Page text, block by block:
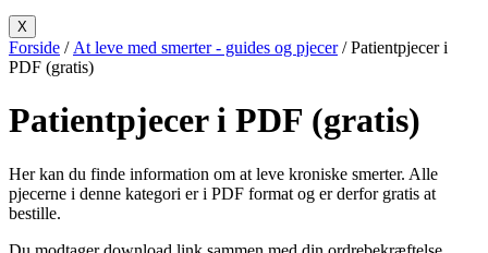
X
Forside / At leve med smerter - guides og pjecer/ Patientpjecer i
PDF (gratis)
Patientpjecer i PDF (gratis)
Her kan du finde information om at leve kroniske smerter. Alle
pjecerne i denne kategori er i PDF format og er derfor gratis at
bestille.